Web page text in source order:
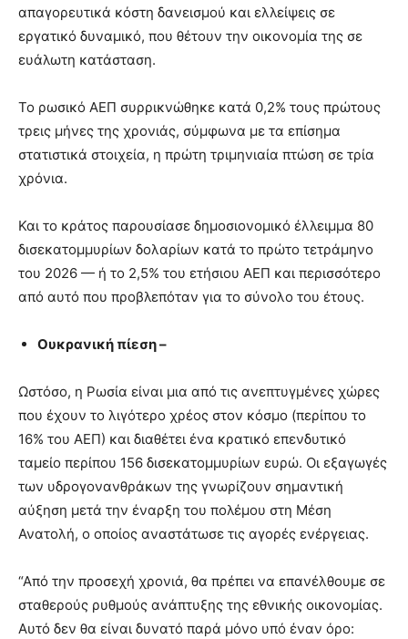
απαγορευτικά κόστη δανεισμού και ελλείψεις σε
εργατικό δυναμικό, που θέτουν την οικονομία της σε
ευάλωτη κατάσταση.
Το ρωσικό ΑΕΠ συρρικνώθηκε κατά 0,2% τους πρώτους
τρεις μήνες της χρονιάς, σύμφωνα με τα επίσημα
στατιστικά στοιχεία, η πρώτη τριμηνιαία πτώση σε τρία
χρόνια.
Και το κράτος παρουσίασε δημοσιονομικό έλλειμμα 80
δισεκατομμυρίων δολαρίων κατά το πρώτο τετράμηνο
του 2026 — ή το 2,5% του ετήσιου ΑΕΠ και περισσότερο
από αυτό που προβλεπόταν για το σύνολο του έτους.
Ουκρανική πίεση –
Ωστόσο, η Ρωσία είναι μια από τις ανεπτυγμένες χώρες
που έχουν το λιγότερο χρέος στον κόσμο (περίπου το
16% του ΑΕΠ) και διαθέτει ένα κρατικό επενδυτικό
ταμείο περίπου 156 δισεκατομμυρίων ευρώ. Οι εξαγωγές
των υδρογονανθράκων της γνωρίζουν σημαντική
αύξηση μετά την έναρξη του πολέμου στη Μέση
Ανατολή, ο οποίος αναστάτωσε τις αγορές ενέργειας.
“Από την προσεχή χρονιά, θα πρέπει να επανέλθουμε σε
σταθερούς ρυθμούς ανάπτυξης της εθνικής οικονομίας.
Αυτό δεν θα είναι δυνατό παρά μόνο υπό έναν όρο: